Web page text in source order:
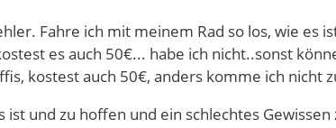
Fahre ich mit meinem Rad so los, wie es
es auch 50€... habe ich nicht..sonst
kostest auch 50€, anders komme ich nicht
und zu hoffen und ein schlechtes